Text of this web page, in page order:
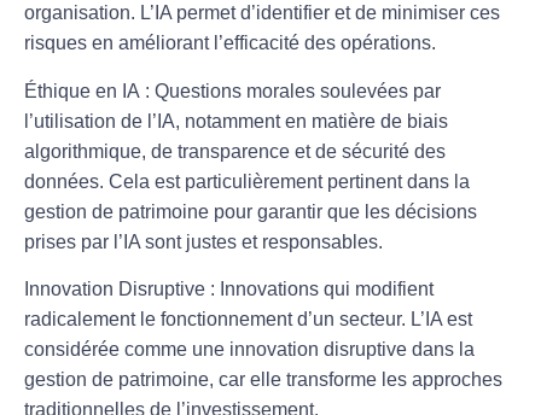
organisation. L’IA permet d’identifier et de minimiser ces
risques en améliorant l’efficacité des opérations.
Éthique en IA : Questions morales soulevées par
l’utilisation de l’IA, notamment en matière de biais
algorithmique, de transparence et de sécurité des
données. Cela est particulièrement pertinent dans la
gestion de patrimoine pour garantir que les décisions
prises par l’IA sont justes et responsables.
Innovation Disruptive : Innovations qui modifient
radicalement le fonctionnement d’un secteur. L’IA est
considérée comme une innovation disruptive dans la
gestion de patrimoine, car elle transforme les approches
traditionnelles de l’investissement.